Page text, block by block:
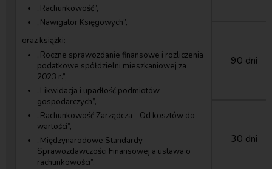
„Rachunkowość”,
„Nawigator Księgowych”,
oraz książki:
„Roczne sprawozdanie finansowe i rozliczenia
podatkowe spółdzielni mieszkaniowej za
2023 r.”,
„Likwidacja i upadłość podmiotów
gospodarczych”,
„Rachunkowość Zarządcza - Od kosztów do
wartości”,
„Międzynarodowe Standardy
Sprawozdawczości Finansowej a ustawa o
rachunkowości”.
90 dni
30 dni